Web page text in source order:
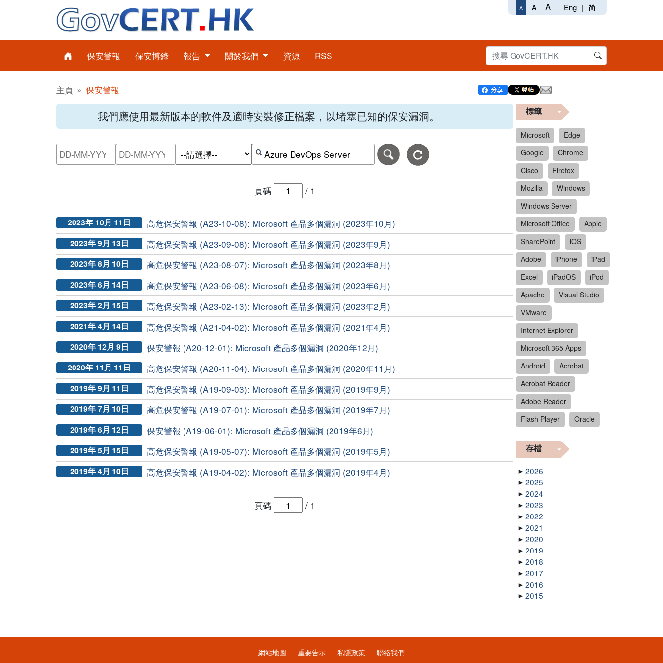
A A A Eng | 简
保安警報 保安博錄 報告 關於我們 資源 RSS
主頁 保安警報
我們應使用最新版本的軟件及適時安裝修正檔案，以堵塞已知的保安漏洞。
請輸入搜尋日期範圍的開始日期，格式為日日-月月-年年年年。
請輸入搜尋日期範圍的結束日期，格式為日日-月月-年年年年。
按關鍵字或 CVE ID 搜尋保安警報
頁碼 / 1
2023年 10月 11日 高危保安警報 (A23-10-08): Microsoft 產品多個漏洞 (2023年10月)
2023年 9月 13日 高危保安警報 (A23-09-08): Microsoft 產品多個漏洞 (2023年9月)
2023年 8月 10日 高危保安警報 (A23-08-07): Microsoft 產品多個漏洞 (2023年8月)
2023年 6月 14日 高危保安警報 (A23-06-08): Microsoft 產品多個漏洞 (2023年6月)
2023年 2月 15日 高危保安警報 (A23-02-13): Microsoft 產品多個漏洞 (2023年2月)
2021年 4月 14日 高危保安警報 (A21-04-02): Microsoft 產品多個漏洞 (2021年4月)
2020年 12月 9日 保安警報 (A20-12-01): Microsoft 產品多個漏洞 (2020年12月)
2020年 11月 11日 高危保安警報 (A20-11-04): Microsoft 產品多個漏洞 (2020年11月)
2019年 9月 11日 高危保安警報 (A19-09-03): Microsoft 產品多個漏洞 (2019年9月)
2019年 7月 10日 高危保安警報 (A19-07-01): Microsoft 產品多個漏洞 (2019年7月)
2019年 6月 12日 保安警報 (A19-06-01): Microsoft 產品多個漏洞 (2019年6月)
2019年 5月 15日 高危保安警報 (A19-05-07): Microsoft 產品多個漏洞 (2019年5月)
2019年 4月 10日 高危保安警報 (A19-04-02): Microsoft 產品多個漏洞 (2019年4月)
頁碼 / 1
標籤
Microsoft
Edge
Google
Chrome
Cisco
Firefox
Mozilla
Windows
Windows Server
Microsoft Office
Apple
SharePoint
iOS
Adobe
iPhone
iPad
Excel
iPadOS
iPod
Apache
Visual Studio
VMware
Internet Explorer
Microsoft 365 Apps
Android
Acrobat
Acrobat Reader
Adobe Reader
Flash Player
Oracle
存檔
2026
2025
2024
2023
2022
2021
2020
2019
2018
2017
2016
2015
網站地圖 重要告示 私隱政策 聯絡我們